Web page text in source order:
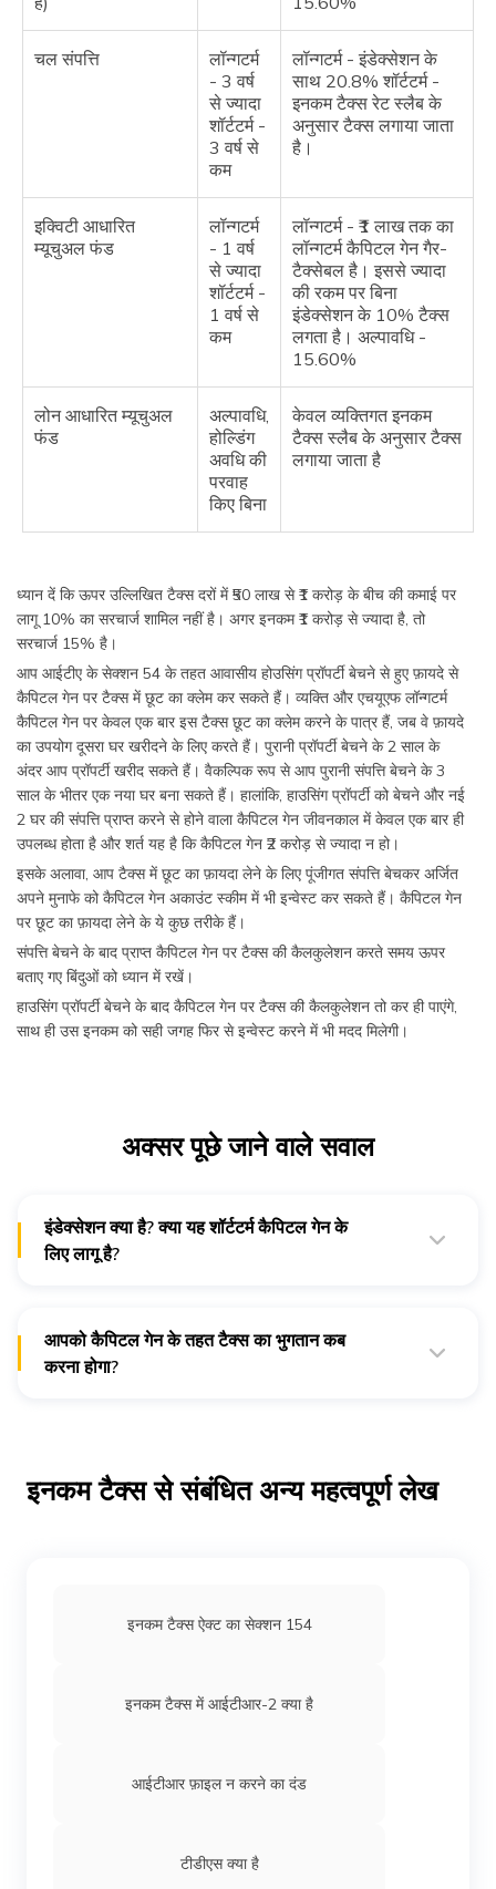
चल संपत्ति
लॉन्गटर्म
- 3 वर्ष
से ज्यादा
शॉर्टटर्म -
3 वर्ष से
कम
लॉन्गटर्म - इंडेक्सेशन के
साथ 20.8% शॉर्टटर्म -
इनकम टैक्स रेट स्लैब के
अनुसार टैक्स लगाया जाता
है।
इक्विटी आधारित
म्यूचुअल फंड
लॉन्गटर्म
- 1 वर्ष
से ज्यादा
शॉर्टटर्म -
1 वर्ष से
कम
लॉन्गटर्म - ₹1 लाख तक का
लॉन्गटर्म कैपिटल गेन गैर-
टैक्सेबल है। इससे ज्यादा
की रकम पर बिना
इंडेक्सेशन के 10% टैक्स
लगता है। अल्पावधि -
15.60%
लोन आधारित म्यूचुअल
फंड
अल्पावधि,
होल्डिंग
अवधि की
परवाह
किए बिना
केवल व्यक्तिगत इनकम
टैक्स स्लैब के अनुसार टैक्स
लगाया जाता है
ध्यान दें कि ऊपर उल्लिखित टैक्स दरों में ₹50 लाख से ₹1 करोड़ के बीच की कमाई पर
लागू 10% का सरचार्ज शामिल नहीं है। अगर इनकम ₹1 करोड़ से ज्यादा है, तो
सरचार्ज 15% है।
आप आईटीए के सेक्शन 54 के तहत आवासीय होउसिंग प्रॉपर्टी बेचने से हुए फ़ायदे से
कैपिटल गेन पर टैक्स में छूट का क्लेम कर सकते हैं। व्यक्ति और एचयूएफ लॉन्गटर्म
कैपिटल गेन पर केवल एक बार इस टैक्स छूट का क्लेम करने के पात्र हैं, जब वे फ़ायदे
का उपयोग दूसरा घर खरीदने के लिए करते हैं। पुरानी प्रॉपर्टी बेचने के 2 साल के
अंदर आप प्रॉपर्टी खरीद सकते हैं। वैकल्पिक रूप से आप पुरानी संपत्ति बेचने के 3
साल के भीतर एक नया घर बना सकते हैं। हालांकि, हाउसिंग प्रॉपर्टी को बेचने और नई
2 घर की संपत्ति प्राप्त करने से होने वाला कैपिटल गेन जीवनकाल में केवल एक बार ही
उपलब्ध होता है और शर्त यह है कि कैपिटल गेन ₹2 करोड़ से ज्यादा न हो।
इसके अलावा, आप टैक्स में छूट का फ़ायदा लेने के लिए पूंजीगत संपत्ति बेचकर अर्जित
अपने मुनाफे को कैपिटल गेन अकाउंट स्कीम में भी इन्वेस्ट कर सकते हैं। कैपिटल गेन
पर छूट का फ़ायदा लेने के ये कुछ तरीके हैं।
संपत्ति बेचने के बाद प्राप्त कैपिटल गेन पर टैक्स की कैलकुलेशन करते समय ऊपर
बताए गए बिंदुओं को ध्यान में रखें।
हाउसिंग प्रॉपर्टी बेचने के बाद कैपिटल गेन पर टैक्स की कैलकुलेशन तो कर ही पाएंगे,
साथ ही उस इनकम को सही जगह फिर से इन्वेस्ट करने में भी मदद मिलेगी।
अक्सर पूछे जाने वाले सवाल
इंडेक्सेशन क्या है? क्या यह शॉर्टटर्म कैपिटल गेन के
लिए लागू है?
शॉर्टटर्म कैपिटल गेन पर मान्य नहीं होता है।
आपको कैपिटल गेन के तहत टैक्स का भुगतान कब
करना होगा?
इनकम टैक्स से संबंधित अन्य महत्वपूर्ण लेख
इनकम टैक्स ऐक्ट का सेक्शन 154
इनकम टैक्स में आईटीआर-2 क्या है
आईटीआर फ़ाइल न करने का दंड
टीडीएस क्या है